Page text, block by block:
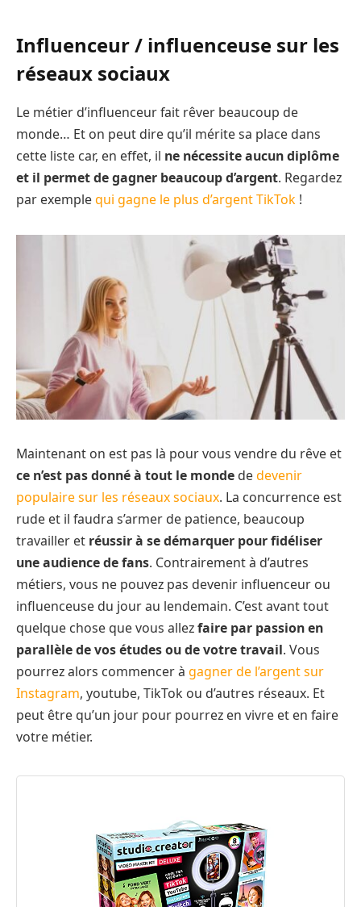
Influenceur / influenceuse sur les
réseaux sociaux
Le métier d’influenceur fait rêver beaucoup de
monde… Et on peut dire qu’il mérite sa place dans
cette liste car, en effet, il ne nécessite aucun diplôme
et il permet de gagner beaucoup d’argent. Regardez
par exemplequi gagne le plus d’argent TikTok !
Maintenant on est pas là pour vous vendre du rêve et
ce n’est pas donné à tout le monde dedevenir
populaire sur les réseaux sociaux. La concurrence est
rude et il faudra s’armer de patience, beaucoup
travailler et réussir à se démarquer pour fidéliser
une audience de fans. Contrairement à d’autres
métiers, vous ne pouvez pas devenir influenceur ou
influenceuse du jour au lendemain. C’est avant tout
quelque chose que vous allezfaire par passion en
parallèle de vos études ou de votre travail. Vous
pourrez alors commencer à gagner de l’argent sur
Instagram, youtube, TikTok ou d’autres réseaux. Et
peut être qu’un jour pour pourrez en vivre et en faire
votre métier.